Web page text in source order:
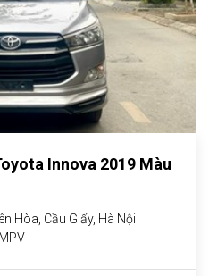
Innova 2019 Màu
Hòa, Cầu Giấy, Hà Nội
MPV